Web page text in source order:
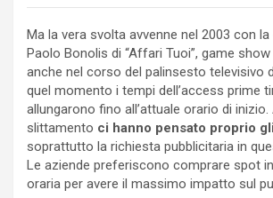
Ma la vera svolta avvenne nel 2003 con
Paolo Bonolis di “Affari Tuoi”, game
anche nel corso del palinsesto televisivo
quel momento i tempi dell’access prime
allungarono fino all’attuale orario di inizio.
slittamento ci hanno pensato proprio
soprattutto la richiesta pubblicitaria in
Le aziende preferiscono comprare spot
oraria per avere il massimo impatto sul